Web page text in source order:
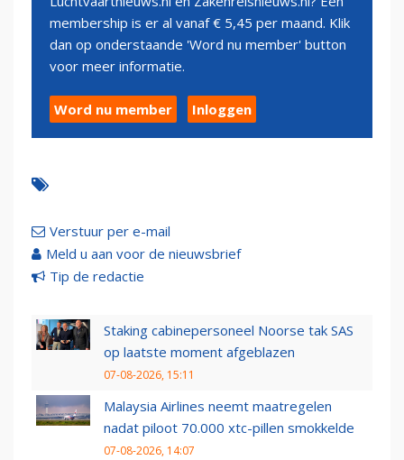
membership is er al vanaf € 5,45 per maand. Klik
dan op onderstaande 'Word nu member' button
voor meer informatie.
Word nu member Inloggen
Verstuur per e-mail
Meld u aan voor de nieuwsbrief
Tip de redactie
Staking cabinepersoneel Noorse tak SAS
op laatste moment afgeblazen
07-08-2026, 15:11
Malaysia Airlines neemt maatregelen
nadat piloot 70.000 xtc-pillen smokkelde
07-08-2026, 14:07